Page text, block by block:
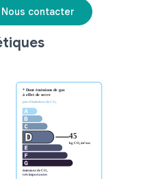
Nous contacter